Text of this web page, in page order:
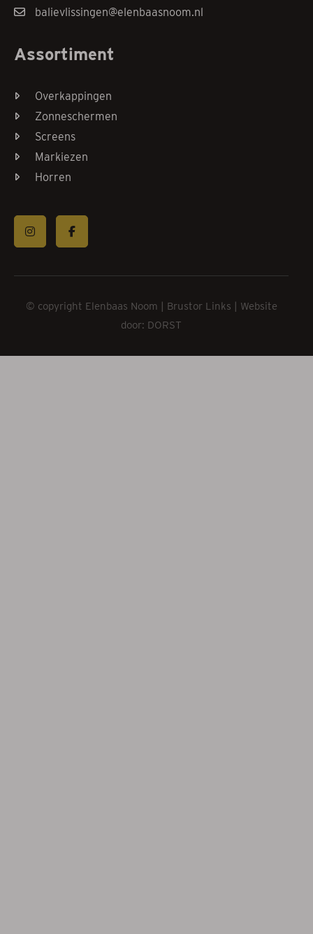
balievlissingen@elenbaasnoom.nl
Assortiment
Overkappingen
Zonneschermen
Screens
Markiezen
Horren
© copyright Elenbaas Noom | Brustor Links | Website
door: DORST